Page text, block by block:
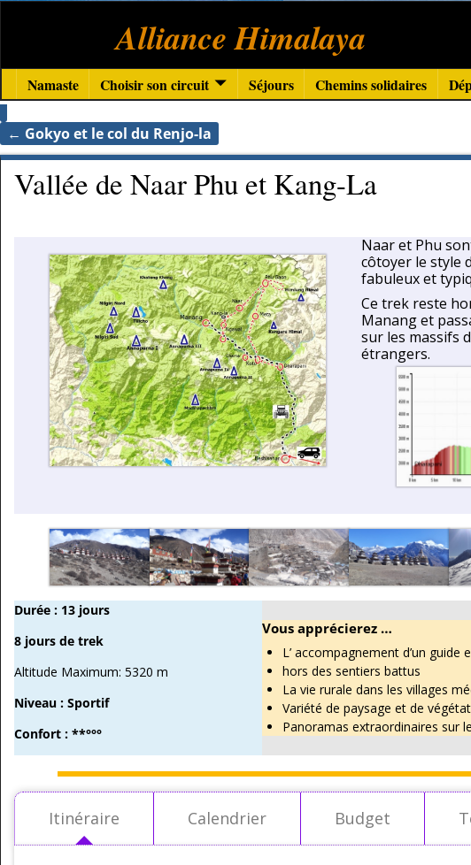
Alliance Himalaya
Namaste Choisir son circuit Séjours Chemins solidaires
Navigation des articles
← Gokyo et le col du Renjo-la
Vallée de Naar Phu et Kang-La
Naar et Phu
côtoyer le style
fabuleux et
Ce trek reste
Manang et
sur les massifs
étrangers.
Durée : 13 jours
8 jours de trek
Altitude Maximum: 5320 m
Niveau : Sportif
Confort : **°°°
Vous apprécierez …
L’ accompagnement d’un guide
hors des sentiers battus
La vie rurale dans les villages
Variété de paysage et de
Panoramas extraordinaires sur
Itinéraire Calendrier Budget